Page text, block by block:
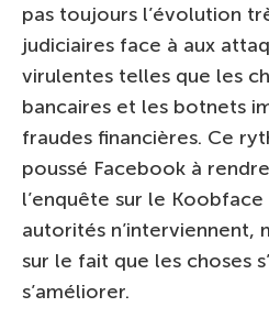
pas toujours l’évolution
judiciaires face à aux
virulentes telles que les
bancaires et les botnets
fraudes financières. Ce
poussé Facebook à
l’enquête sur le
autorités n’interviennent,
sur le fait que les choses
s’améliorer.